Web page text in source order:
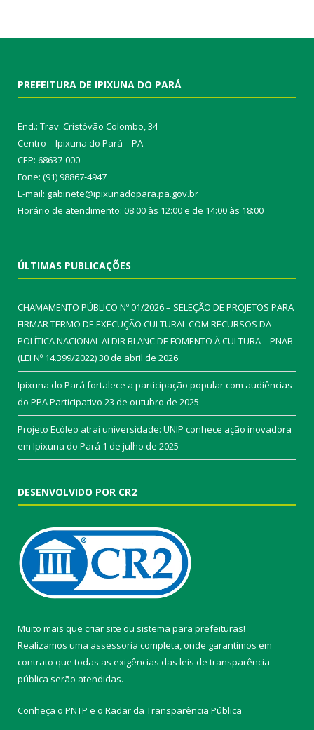
PREFEITURA DE IPIXUNA DO PARÁ
End.: Trav. Cristóvão Colombo, 34
Centro – Ipixuna do Pará – PA
CEP: 68637-000
Fone: (91) 98867-4947
E-mail: gabinete@ipixunadopara.pa.gov.br
Horário de atendimento: 08:00 às 12:00 e de 14:00 às 18:00
ÚLTIMAS PUBLICAÇÕES
CHAMAMENTO PÚBLICO Nº 01/2026 – SELEÇÃO DE PROJETOS PARA
FIRMAR TERMO DE EXECUÇÃO CULTURAL COM RECURSOS DA
POLÍTICA NACIONAL ALDIR BLANC DE FOMENTO À CULTURA – PNAB
(LEI Nº 14.399/2022)30 de abril de 2026
Ipixuna do Pará fortalece a participação popular com audiências
do PPA Participativo 23 de outubro de 2025
Projeto Ecóleo atrai universidade: UNIP conhece ação inovadora
em Ipixuna do Pará 1 de julho de 2025
DESENVOLVIDO POR CR2
Muito mais que criar site ou sistema para prefeituras!
Realizamos uma assessoria completa, onde garantimos em
contrato que todas as exigências das leis de transparência
pública serão atendidas.
Conheça o PNTP e o Radar da Transparência Pública